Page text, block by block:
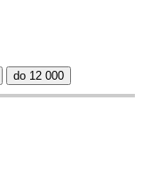
do 12 000